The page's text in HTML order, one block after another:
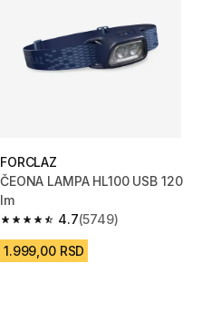
FORCLAZ
ČEONA LAMPA HL100 USB 120
lm
4.7
4.7 od 5 zvezdica from 5749
(5749)
1.999,00 RSD